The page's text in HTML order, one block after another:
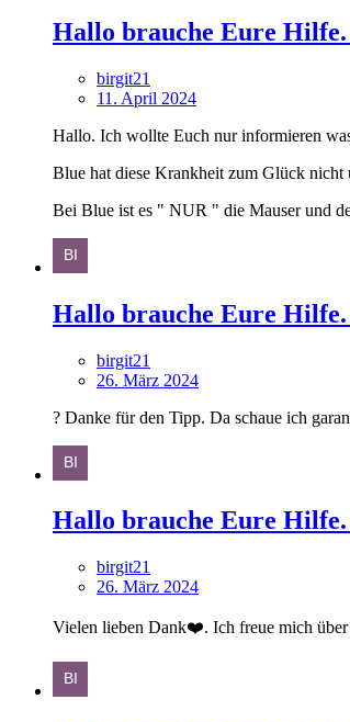
Hallo brauche Eure
birgit21
11. April 2024
Hallo. Ich wollte Euch nur informieren
Blue hat diese Krankheit zum Glück nicht
Bei Blue ist es " NUR " die Mauser und
Hallo brauche Eure
birgit21
26. März 2024
? Danke für den Tipp. Da schaue ich
Hallo brauche Eure
birgit21
26. März 2024
Vielen lieben Dank❤️. Ich freue mich